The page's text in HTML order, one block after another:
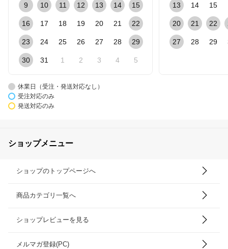
9 10 11 12 13 14 15
16 17 18 19 20 21 22
23 24 25 26 27 28 29
30 31 1 2 3 4 5
13 14 15
20 21 22
27 28 29
休業日（受注・発送対応なし）
受注対応のみ
発送対応のみ
ショップメニュー
ショップのトップページへ
商品カテゴリ一覧へ
ショップレビューを見る
メルマガ登録(PC)